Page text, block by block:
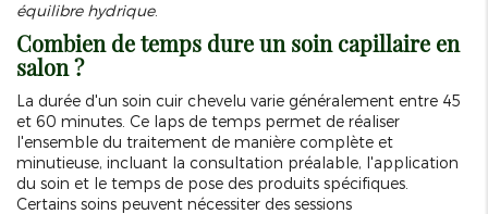
équilibre hydrique.
Combien de temps dure un soin capillaire en
salon ?
La durée d'un soin cuir chevelu varie généralement entre 45
et 60 minutes. Ce laps de temps permet de réaliser
l'ensemble du traitement de manière complète et
minutieuse, incluant la consultation préalable, l'application
du soin et le temps de pose des produits spécifiques.
Certains soins peuvent nécessiter des sessions